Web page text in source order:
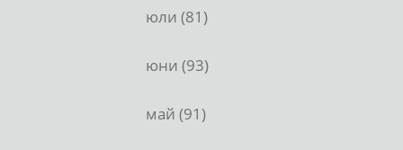
юли (81)
юни (93)
май (91)